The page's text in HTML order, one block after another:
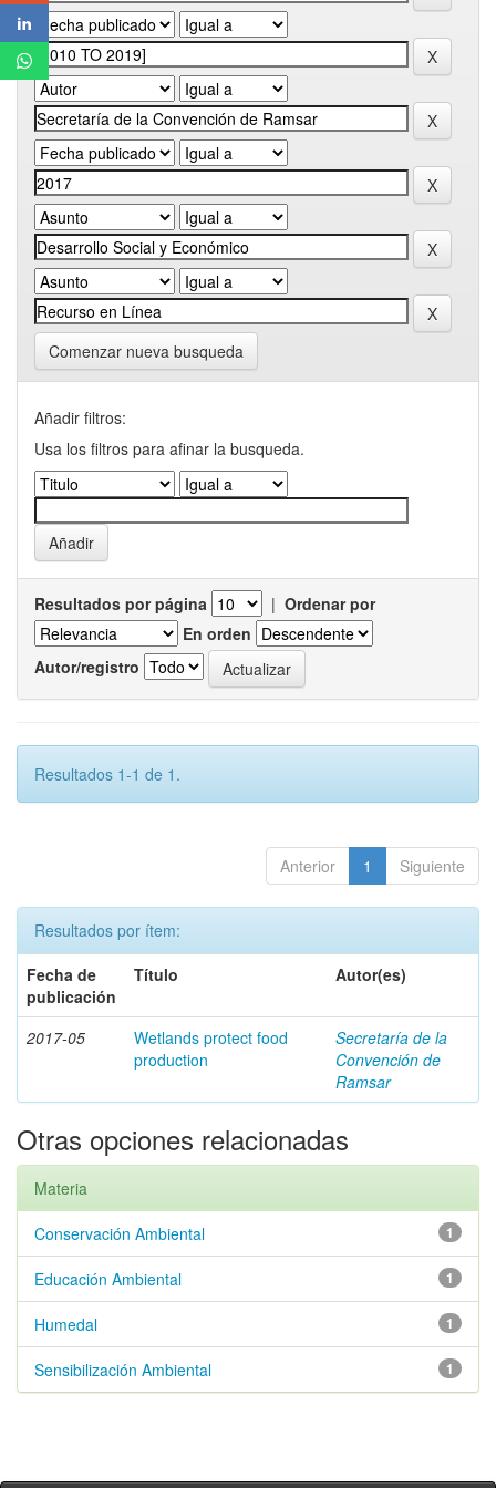
Comenzar nueva busqueda
Añadir filtros:
Usa los filtros para afinar la busqueda.
Resultados por página | Ordenar por
En orden
Autor/registro
Resultados 1-1 de 1.
Anterior 1 Siguiente
Resultados por ítem:
Fecha de
publicación
Título Autor(es)
2017-05
Wetlands protect food
production
Secretaría de la
Convención de
Ramsar
Otras opciones relacionadas
Materia
1
Conservación Ambiental
1
Educación Ambiental
1
Humedal
1
Sensibilización Ambiental